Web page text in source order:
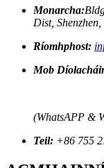
Monarcha:
Dist,
Ríomhphost:
Mob
(WhatsAPP &
Teil: +86 755